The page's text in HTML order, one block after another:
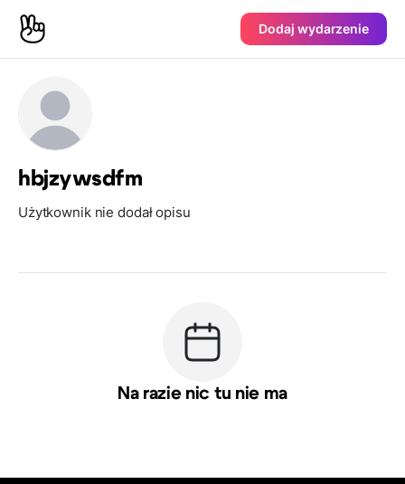
Dodaj wydarzenie
hbjzywsdfm
Użytkownik nie dodał opisu
Na razie nic tu nie ma